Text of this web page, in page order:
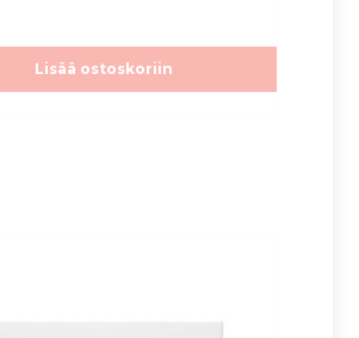
Lisää ostoskoriin